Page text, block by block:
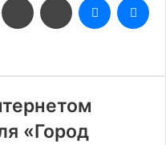
Reddit ВконтактеОдноклассники
Messenger
«Город